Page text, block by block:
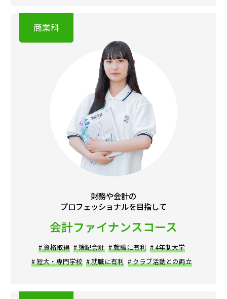
財務や会計の
プロフェッショナルを目指して
会計ファイナンスコース
# 資格取得 # 簿記会計 # 就職に有利 # 4年制大学
# 短大・専門学校 # 就職に有利 # クラブ活動との両立